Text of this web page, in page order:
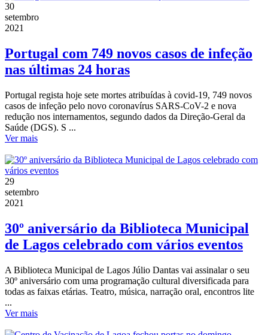
30
setembro
2021
Portugal com 749 novos casos de infeção
nas últimas 24 horas
Portugal regista hoje sete mortes atribuídas à covid-19, 749 novos
casos de infeção pelo novo coronavírus SARS-CoV-2 e nova
redução nos internamentos, segundo dados da Direção-Geral da
Saúde (DGS). S ...
Ver mais
29
setembro
2021
30º aniversário da Biblioteca Municipal
de Lagos celebrado com vários eventos
A Biblioteca Municipal de Lagos Júlio Dantas vai assinalar o seu
30º aniversário com uma programação cultural diversificada para
todas as faixas etárias. Teatro, música, narração oral, encontros lite
...
Ver mais